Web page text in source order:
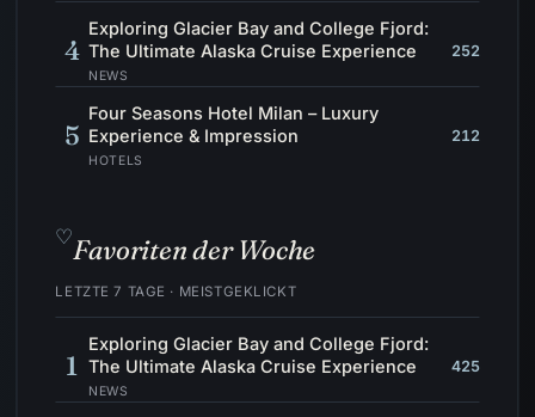
4
Exploring Glacier Bay and College Fjord:
The Ultimate Alaska Cruise Experience
NEWS
252
5
Four Seasons Hotel Milan – Luxury
Experience & Impression
HOTELS
212
♡Favoriten der Woche
LETZTE 7 TAGE · MEISTGEKLICKT
1
Exploring Glacier Bay and College Fjord:
The Ultimate Alaska Cruise Experience
NEWS
425